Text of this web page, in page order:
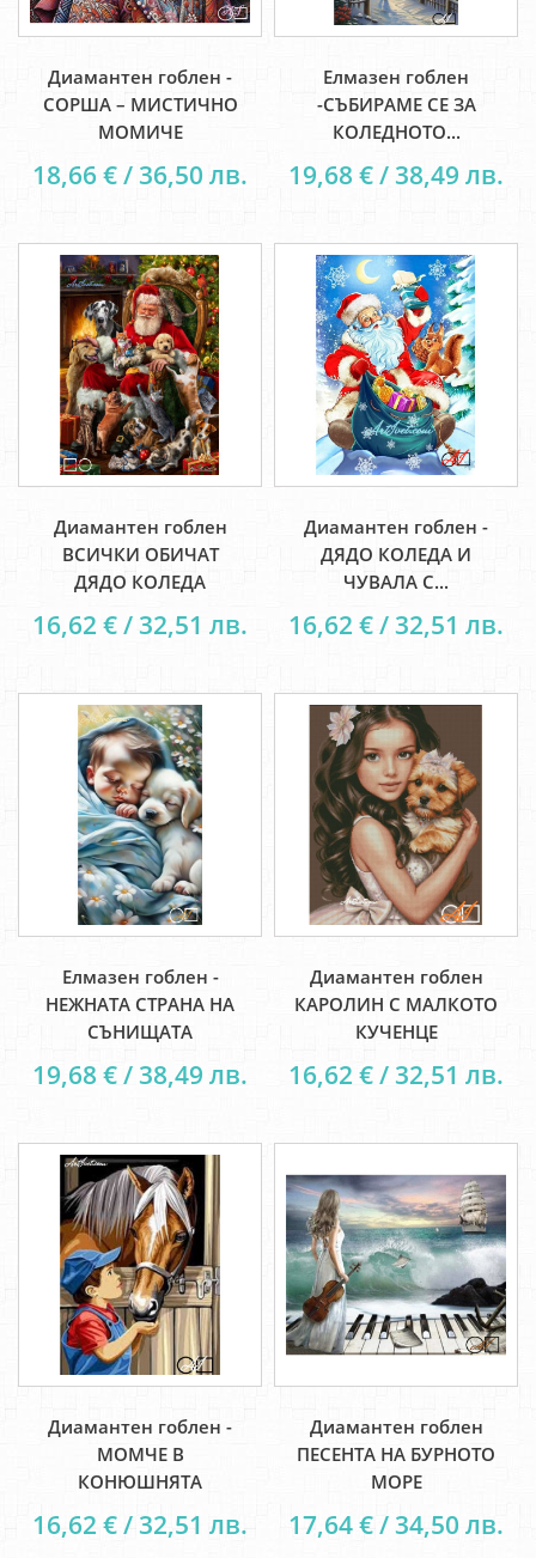
Диамантен гоблен -
СОРША – МИСТИЧНО
МОМИЧЕ
18,66 € / 36,50 лв.
Елмазен гоблен
-СЪБИРАМЕ СЕ ЗА
КОЛЕДНОТО...
19,68 € / 38,49 лв.
Диамантен гоблен
ВСИЧКИ ОБИЧАТ
ДЯДО КОЛЕДА
16,62 € / 32,51 лв.
Диамантен гоблен -
ДЯДО КОЛЕДА И
ЧУВАЛА С...
16,62 € / 32,51 лв.
Елмазен гоблен -
НЕЖНАТА СТРАНА НА
СЪНИЩАТА
19,68 € / 38,49 лв.
Диамантен гоблен
КАРОЛИН С МАЛКОТО
КУЧЕНЦЕ
16,62 € / 32,51 лв.
Диамантен гоблен -
МОМЧЕ В
КОНЮШНЯТА
16,62 € / 32,51 лв.
Диамантен гоблен
ПЕСЕНТА НА БУРНОТО
МОРЕ
17,64 € / 34,50 лв.